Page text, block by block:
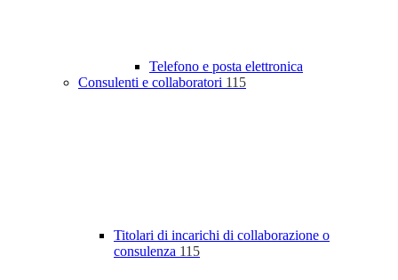
Telefono e posta elettronica
Consulenti e collaboratori 115
Titolari di incarichi di collaborazione o
consulenza 115